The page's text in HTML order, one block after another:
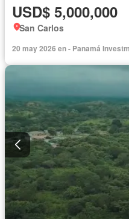
USD$ 5,000,000
San Carlos
20 may 2026 en - Panamá